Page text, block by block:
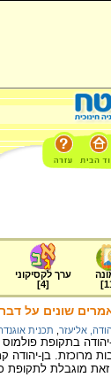
]
ערך לקסיקוני
[
4
]
שונים על דבר
אליעזר תכנית
יהודה בתקופת
מרוכזת. בן-
זאת מוגבלת לתקופת